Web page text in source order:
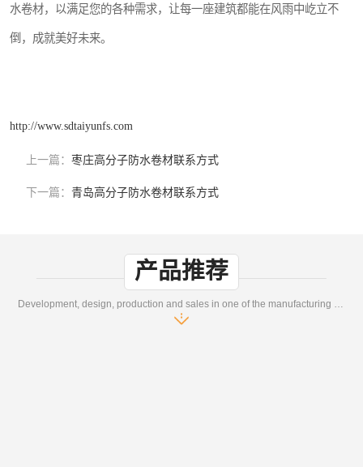
水卷材，以满足您的各种需求，让每一座建筑都能在风雨中屹立不
倒，成就美好未来。
http://www.sdtaiyunfs.com
上一篇： 枣庄高分子防水卷材联系方式
下一篇： 青岛高分子防水卷材联系方式
产品推荐
Development, design, production and sales in one of the manufacturing enterprises